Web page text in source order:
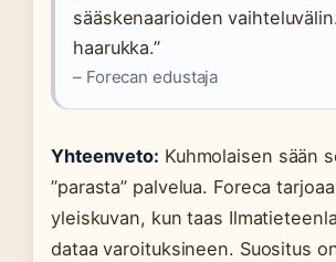
sääskenaarioiden
haarukka.”
– Forecan edustaja
Yhteenveto: Kuhmolaisen sään
”parasta” palvelua. Foreca
yleiskuvan, kun taas
dataa varoituksineen. Suositus